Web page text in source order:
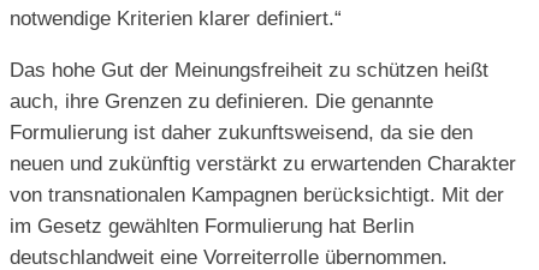
notwendige Kriterien klarer definiert.“
Das hohe Gut der Meinungsfreiheit zu schützen heißt
auch, ihre Grenzen zu definieren. Die genannte
Formulierung ist daher zukunftsweisend, da sie den
neuen und zukünftig verstärkt zu erwartenden Charakter
von transnationalen Kampagnen berücksichtigt. Mit der
im Gesetz gewählten Formulierung hat Berlin
deutschlandweit eine Vorreiterrolle übernommen.